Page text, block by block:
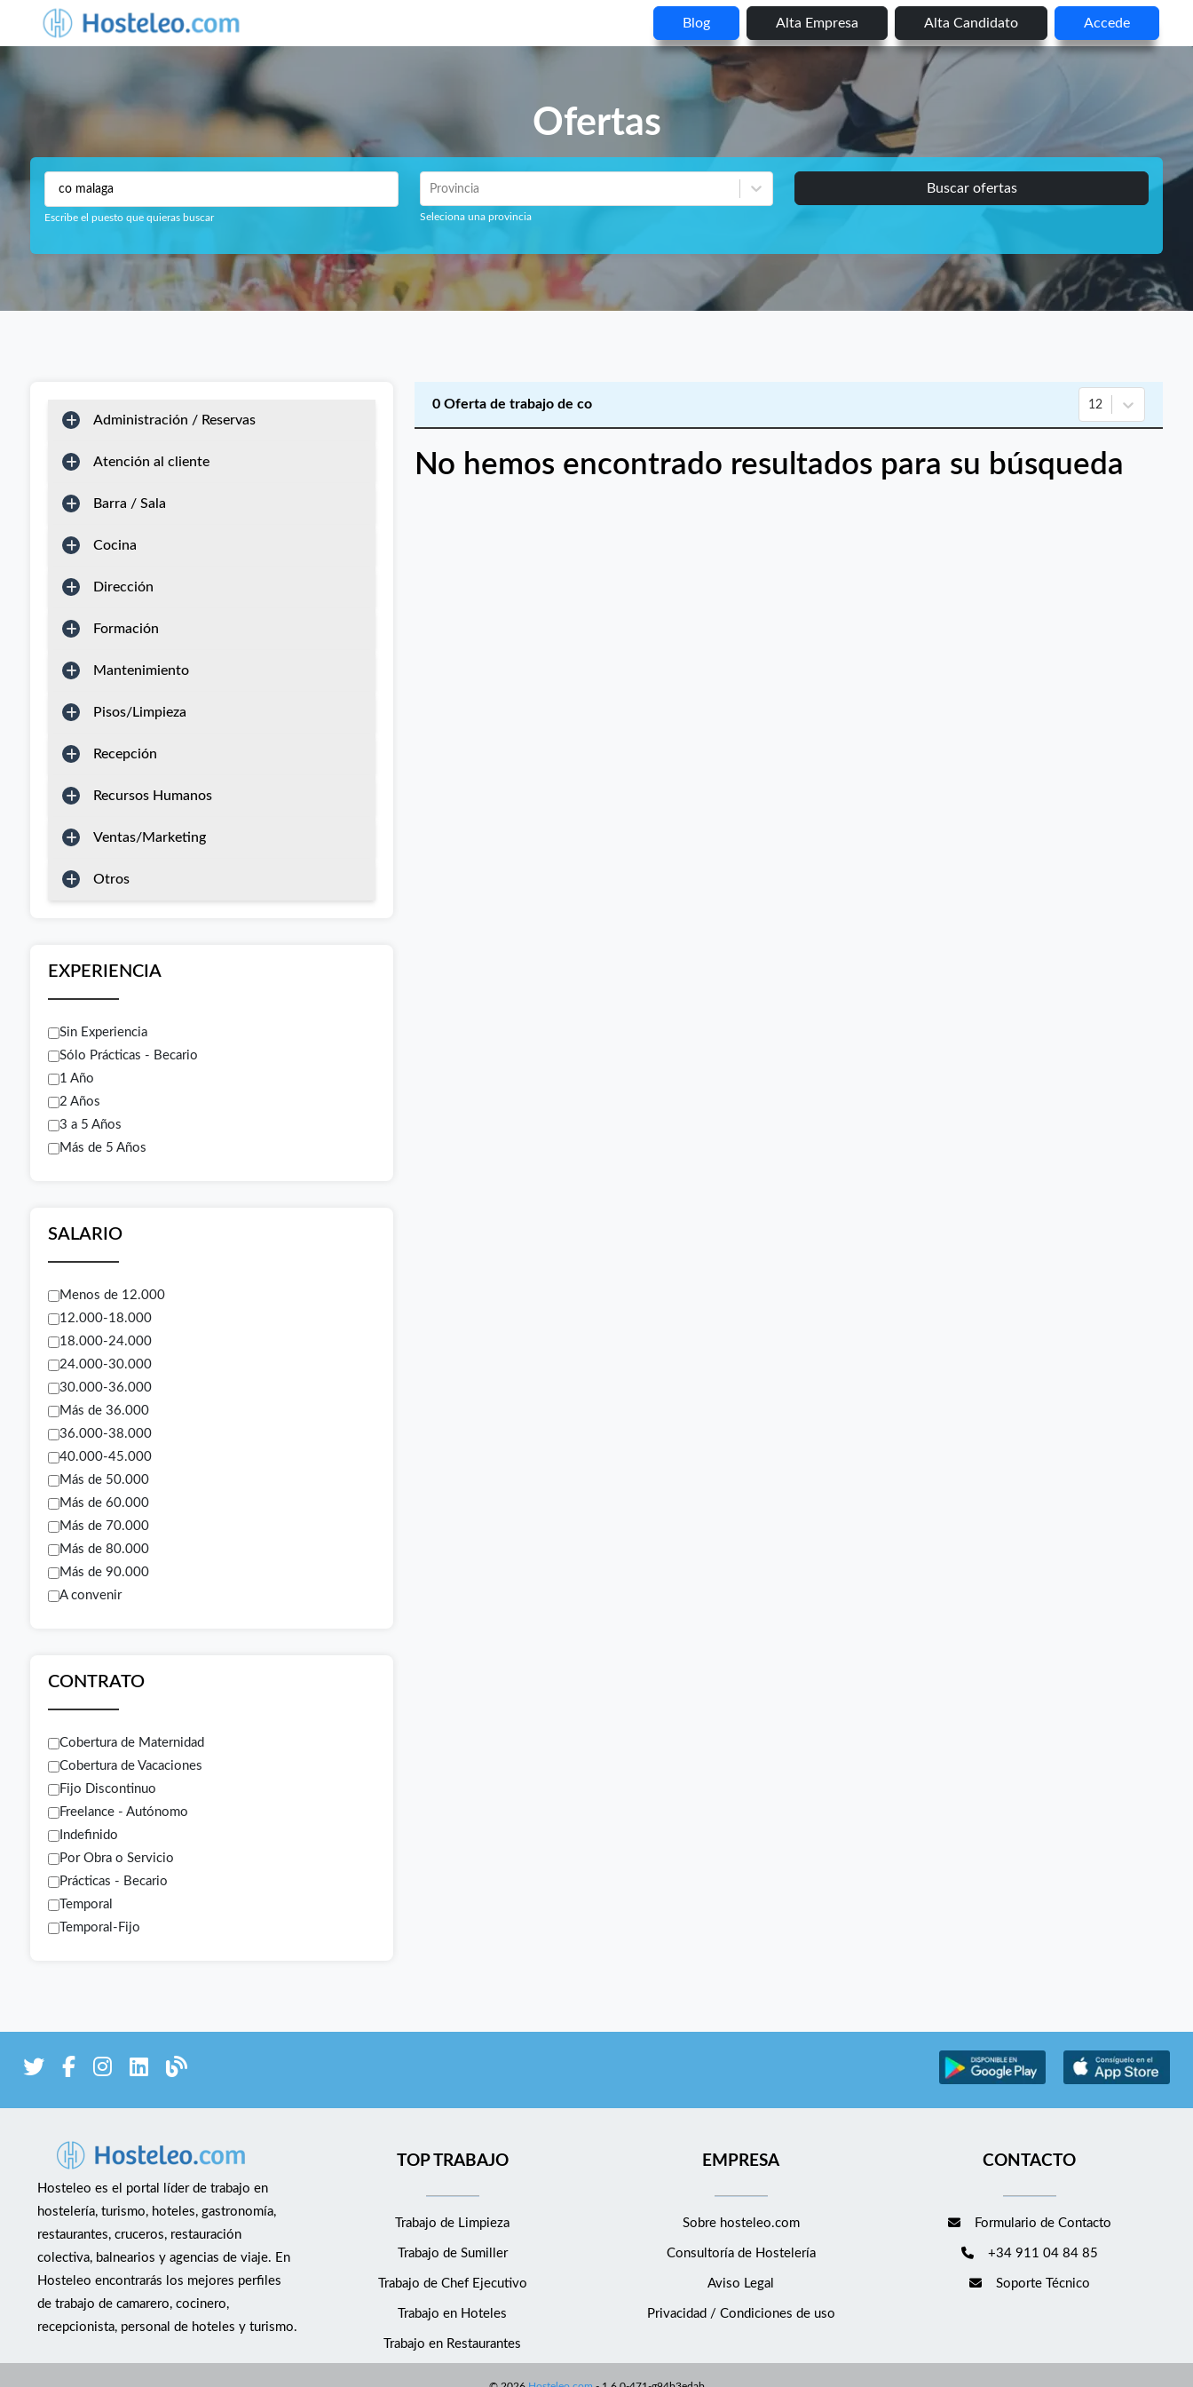
Blog Alta Empresa Alta Candidato Accede
Ofertas
Escribe el puesto que quieras buscar
Provincia
Seleciona una provincia
Buscar ofertas
Administración / Reservas
Atención al cliente
Barra / Sala
Cocina
Dirección
Formación
Mantenimiento
Pisos/Limpieza
Recepción
Recursos Humanos
Ventas/Marketing
Otros
EXPERIENCIA
Sin Experiencia
Sólo Prácticas - Becario
1 Año
2 Años
3 a 5 Años
Más de 5 Años
SALARIO
Menos de 12.000
12.000-18.000
18.000-24.000
24.000-30.000
30.000-36.000
Más de 36.000
36.000-38.000
40.000-45.000
Más de 50.000
Más de 60.000
Más de 70.000
Más de 80.000
Más de 90.000
A convenir
CONTRATO
Cobertura de Maternidad
Cobertura de Vacaciones
Fijo Discontinuo
Freelance - Autónomo
Indefinido
Por Obra o Servicio
Prácticas - Becario
Temporal
Temporal-Fijo
0 Oferta de trabajo de co 12
No hemos encontrado resultados para su búsqueda
Hosteleo es el portal líder de trabajo en
hostelería, turismo, hoteles, gastronomía,
restaurantes, cruceros, restauración
colectiva, balnearios y agencias de viaje. En
Hosteleo encontrarás los mejores perfiles
de trabajo de camarero, cocinero,
recepcionista, personal de hoteles y turismo.
TOP TRABAJO
Trabajo de Limpieza
Trabajo de Sumiller
Trabajo de Chef Ejecutivo
Trabajo en Hoteles
Trabajo en Restaurantes
EMPRESA
Sobre hosteleo.com
Consultoría de Hostelería
Aviso Legal
Privacidad / Condiciones de uso
CONTACTO
Formulario de Contacto
+34 911 04 84 85
Soporte Técnico